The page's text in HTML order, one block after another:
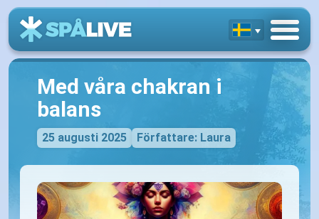
Med våra chakran i
balans
25 augusti 2025 Författare: Laura